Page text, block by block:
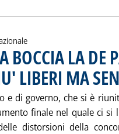
BOCCIA LA DE
LIBERI MA
e di governo, che si è
finale nel quale ci si
distorsioni della